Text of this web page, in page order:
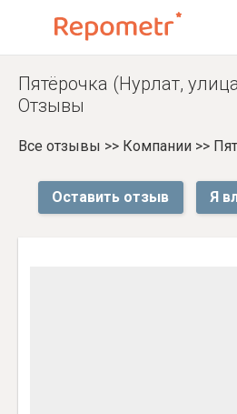
Пятёрочка (Нурлат,
Отзывы
Все отзывы >> Компании >>
Оставить отзыв Я